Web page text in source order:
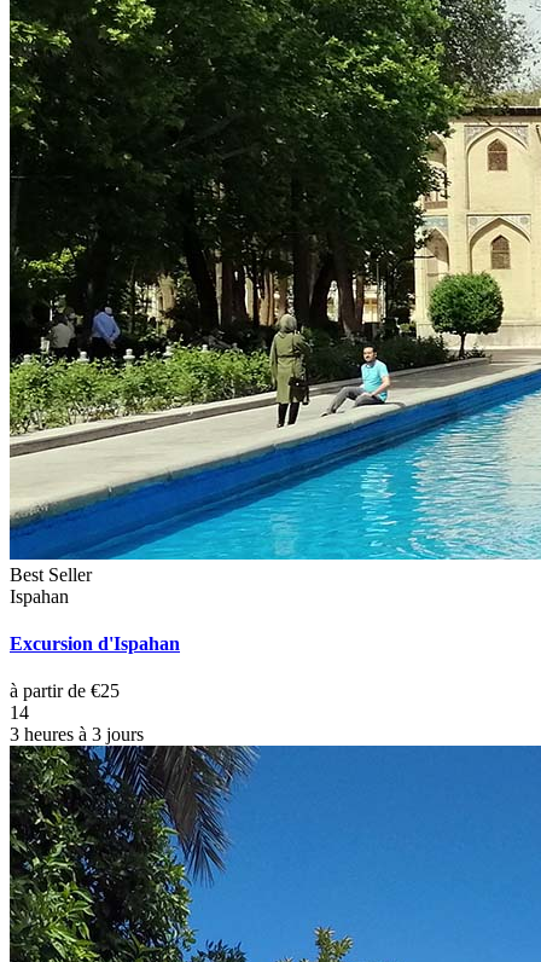
Best Seller
Ispahan
Excursion d'Ispahan
à partir de €25
14
3 heures à 3 jours